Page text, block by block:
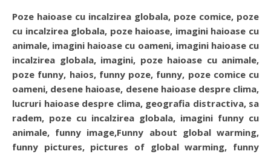
Poze haioase cu incalzirea globala, poze comice, poze
cu incalzirea globala, poze haioase, imagini haioase cu
animale, imagini haioase cu oameni, imagini haioase cu
incalzirea globala, imagini, poze haioase cu animale,
poze funny, haios, funny poze, funny, poze comice cu
oameni, desene haioase, desene haioase despre clima,
lucruri haioase despre clima, geografia distractiva, sa
radem, poze cu incalzirea globala, imagini funny cu
animale, funny image,Funny about global warming,
funny pictures, pictures of global warming, funny